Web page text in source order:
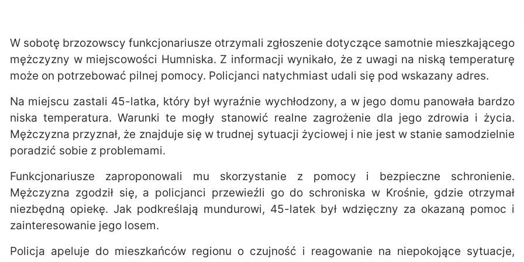
W sobotę brzozowscy funkcjonariusze otrzymali zgłoszenie dotyczące samotnie mieszkającego
mężczyzny w miejscowości Humniska. Z informacji wynikało, że z uwagi na niską temperaturę
może on potrzebować pilnej pomocy. Policjanci natychmiast udali się pod wskazany adres.
Na miejscu zastali 45-latka, który był wyraźnie wychłodzony, a w jego domu panowała bardzo
niska temperatura. Warunki te mogły stanowić realne zagrożenie dla jego zdrowia i życia.
Mężczyzna przyznał, że znajduje się w trudnej sytuacji życiowej i nie jest w stanie samodzielnie
poradzić sobie z problemami.
Funkcjonariusze zaproponowali mu skorzystanie z pomocy i bezpieczne schronienie.
Mężczyzna zgodził się, a policjanci przewieźli go do schroniska w Krośnie, gdzie otrzymał
niezbędną opiekę. Jak podkreślają mundurowi, 45-latek był wdzięczny za okazaną pomoc i
zainteresowanie jego losem.
Policja apeluje do mieszkańców regionu o czujność i reagowanie na niepokojące sytuacje,